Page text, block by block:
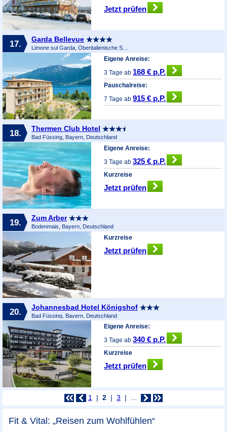
Jetzt prüfen
17. Garda Bellevue
Limone sul Garda, Oberitalienische Seen & Gardasee, Italien
Eigene Anreise:
3 Tage ab 168 € p.P.
Pauschalreise:
7 Tage ab915 € p.P.
18. Thermen Club Hotel
Bad Füssing, Bayern, Deutschland
Eigene Anreise:
3 Tage ab325 € p.P.
Kurzreise
Jetzt prüfen
19. Zum Arber
Bodenmais, Bayern, Deutschland
Kurzreise
Jetzt prüfen
20. Johannesbad Hotel Königshof
Bad Füssing, Bayern, Deutschland
Eigene Anreise:
3 Tage ab340 € p.P.
Kurzreise
Jetzt prüfen
1 2 3
Fit & Vital: „Reisen zum Wohlfühlen“